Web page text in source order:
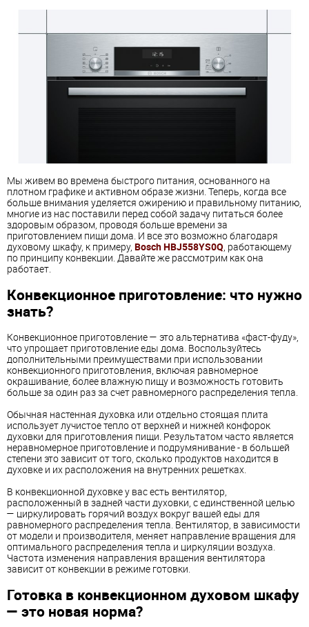
Мы живем во времена быстрого питания, основанного на
плотном графике и активном образе жизни. Теперь, когда все
больше внимания уделяется ожирению и правильному питанию,
многие из нас поставили перед собой задачу питаться более
здоровым образом, проводя больше времени за
приготовлением пищи дома. И все это возможно благодаря
духовому шкафу, к примеру, Bosch HBJ558YS0Q, работающему
по принципу конвекции. Давайте же рассмотрим как она
работает.
Конвекционное приготовление: что нужно
знать?
Конвекционное приготовление — это альтернатива «фаст-фуду»,
что упрощает приготовление еды дома. Воспользуйтесь
дополнительными преимуществами при использовании
конвекционного приготовления, включая равномерное
окрашивание, более влажную пищу и возможность готовить
больше за один раз за счет равномерного распределения тепла.
Обычная настенная духовка или отдельно стоящая плита
использует лучистое тепло от верхней и нижней конфорок
духовки для приготовления пищи. Результатом часто является
неравномерное приготовление и подрумянивание - в большей
степени это зависит от того, сколько продуктов находится в
духовке и их расположения на внутренних решетках.
В конвекционной духовке у вас есть вентилятор,
расположенный в задней части духовки, с единственной целью
— циркулировать горячий воздух вокруг вашей еды для
равномерного распределения тепла. Вентилятор, в зависимости
от модели и производителя, меняет направление вращения для
оптимального распределения тепла и циркуляции воздуха.
Частота изменения направления вращения вентилятора
зависит от конвекции в режиме готовки.
Готовка в конвекционном духовом шкафу
— это новая норма?